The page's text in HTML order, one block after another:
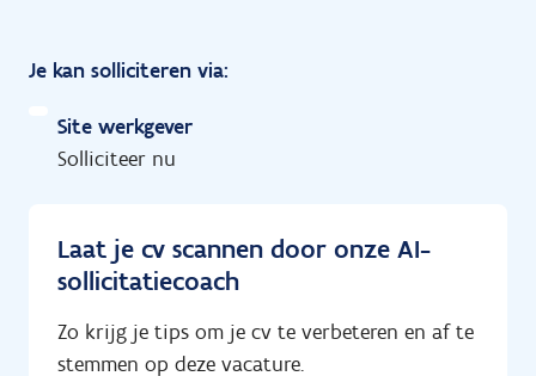
Je kan solliciteren via:
Site werkgever
Solliciteer nu
Laat je cv scannen door onze AI-
sollicitatiecoach
Zo krijg je tips om je cv te verbeteren en af te
stemmen op deze vacature.